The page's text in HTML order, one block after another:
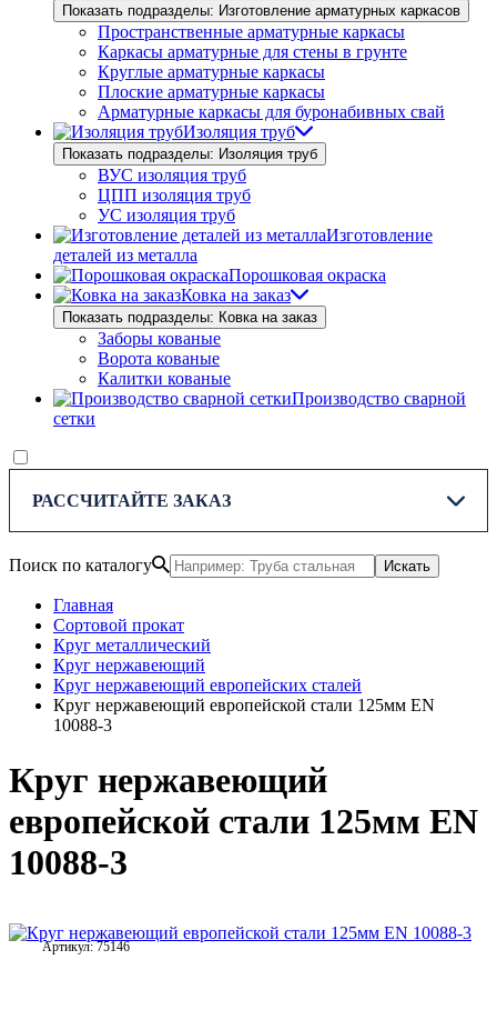
Показать подразделы: Изготовление арматурных каркасов
Пространственные арматурные каркасы
Каркасы арматурные для стены в грунте
Круглые арматурные каркасы
Плоские арматурные каркасы
Арматурные каркасы для буронабивных свай
Изоляция труб
Показать подразделы: Изоляция труб
ВУС изоляция труб
ЦПП изоляция труб
УС изоляция труб
Изготовление
деталей из металла
Порошковая окраска
Ковка на заказ
Показать подразделы: Ковка на заказ
Заборы кованые
Ворота кованые
Калитки кованые
Производство сварной
сетки
РАССЧИТАЙТЕ ЗАКАЗ
Поиск по каталогу Искать
Главная
Сортовой прокат
Круг металлический
Круг нержавеющий
Круг нержавеющий европейских сталей
Круг нержавеющий европейской стали 125мм EN
10088-3
Круг нержавеющий
европейской стали 125мм EN
10088-3
Артикул: 75146